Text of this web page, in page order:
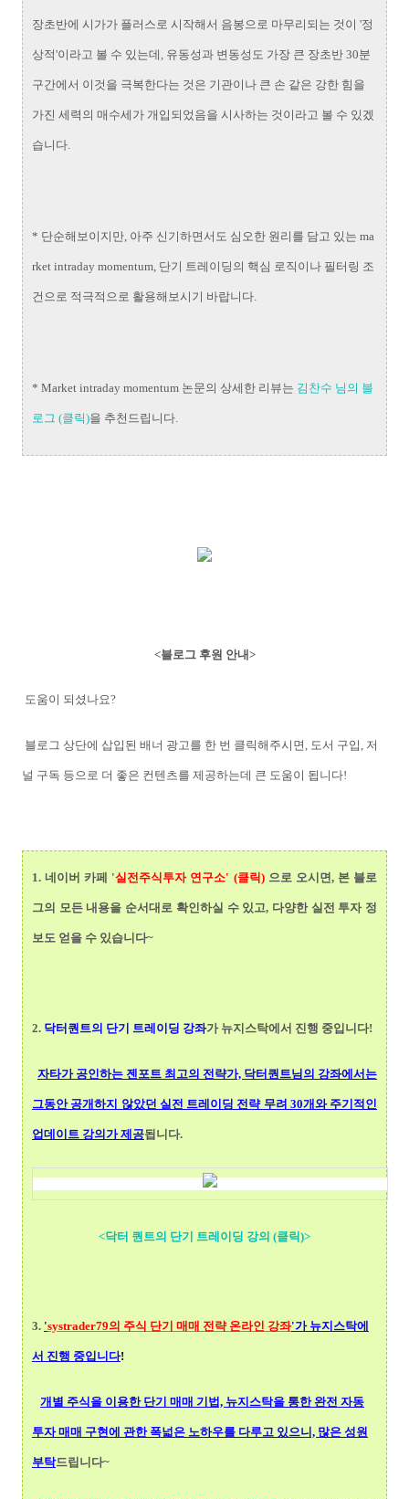
장초반에 시가가 플러스로 시작해서 음봉으로 마무리되는 것이 '정
상적'이라고 볼 수 있는데, 유동성과 변동성도 가장 큰 장초반 30분
구간에서 이것을 극복한다는 것은 기관이나 큰 손 같은 강한 힘을
가진 세력의 매수세가 개입되었음을 시사하는 것이라고 볼 수 있겠
습니다.
* 단순해보이지만, 아주 신기하면서도 심오한 원리를 담고 있는 ma
rket intraday momentum, 단기 트레이딩의 핵심 로직이나 필터링 조
건으로 적극적으로 활용해보시기 바랍니다.
* Market intraday momentum 논문의 상세한 리뷰는 김찬수 님의 블
로그 (클릭)을 추천드립니다.
<블로그 후원 안내>
도움이 되셨나요?
블로그 상단에 삽입된 배너 광고를 한 번 클릭해주시면, 도서 구입, 저
널 구독 등으로 더 좋은 컨텐츠를 제공하는데 큰 도움이 됩니다!
1. 네이버 카페 '실전주식투자 연구소' (클릭)으로 오시면, 본 블로
그의 모든 내용을 순서대로 확인하실 수 있고, 다양한 실전 투자 정
보도 얻을 수 있습니다~
2. 닥터퀀트의 단기 트레이딩 강좌가 뉴지스탁에서 진행 중입니다!
자타가 공인하는 젠포트 최고의 전략가, 닥터퀀트님의 강좌에서는
그동안 공개하지 않았던 실전 트레이딩 전략 무려 30개와 주기적인
업데이트 강의가 제공됩니다.
<닥터 퀀트의 단기 트레이딩 강의 (클릭)>
3. 'systrader79의 주식 단기 매매 전략 온라인 강좌'가 뉴지스탁에
서 진행 중입니다!
개별 주식을 이용한 단기 매매 기법, 뉴지스탁을 통한 완전 자동
투자 매매 구현에 관한 폭넓은 노하우를 다루고 있으니, 많은 성원
부탁드립니다~